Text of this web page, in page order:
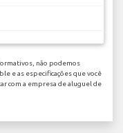
não podemos
e as especificações que você
com a empresa de aluguel de